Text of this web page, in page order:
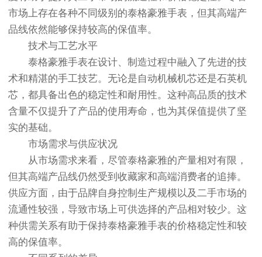
市场上存在各种不同级别的泰格豪雅手表，但其高端产
品线依然能够保持较高的保值率。
技术与工艺水平
泰格豪雅手表在设计、制造过程中融入了先进的技
术和精湛的手工技艺。无论是自动机械机芯还是石英机
芯，都具备出色的稳定性和耐用性。这种高品质的技术
含量不仅提升了产品的使用寿命，也为其保值提供了坚
实的基础。
市场需求与供应状况
从市场需求来看，尽管泰格豪雅的产量相对有限，
但其高端产品线仍然受到收藏家和高端消费者的追捧。
供应方面，由于品牌自身控制生产规模以及二手市场的
流通性较强，导致市场上可供选择的产品相对较少。这
种供需关系有助于保持泰格豪雅手表的价格稳定性和较
高的保值率。